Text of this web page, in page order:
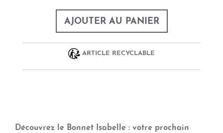
AJOUTER AU PANIER
ARTICLE RECYCLABLE
Découvrez le Bonnet Isabelle : votre prochain